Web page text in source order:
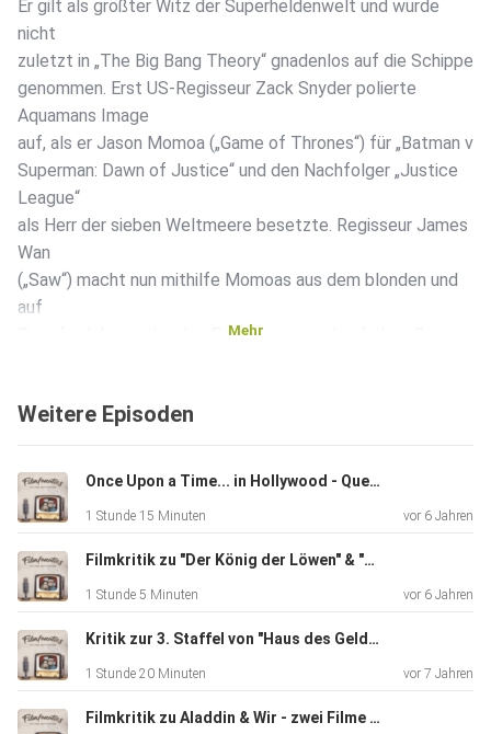
Er gilt als größter Witz der Superheldenwelt und wurde
nicht
zuletzt in „The Big Bang Theory“ gnadenlos auf die Schippe
genommen. Erst US-Regisseur Zack Snyder polierte
Aquamans Image
auf, als er Jason Momoa („Game of Thrones“) für „Batman v
Superman: Dawn of Justice“ und den Nachfolger „Justice
League“
als Herr der sieben Weltmeere besetzte. Regisseur James
Wan
(„Saw“) macht nun mithilfe Momoas aus dem blonden und
auf
Seepferdchen reitenden Fischmann aus den frühen Comics
In
eines
Leuchtturmwärters und der Königin von Atlantis (Nicole
Kidman),
mittlerweile mit dem Heldendasein abgefunden. Doch mit
dem, was
­gerechnet. Sein Halbbruder Orm (Patrick ­Wilson) will der
Oberwelt den Krieg erklären und schickt den Menschen
ihren ganzen Plastikmüll in einer Sturmflut an die Küsten.
Mehr
Weitere Episoden
Once Upon a Time... in Hollywood - Quentin Tarantino's Meisterwerk
1 Stunde 15 Minuten vor 6 Jahren
Filmkritik zu "Der König der Löwen" & "Men in Black: International" Review
1 Stunde 5 Minuten vor 6 Jahren
Kritik zur 3. Staffel von "Haus des Geldes" & "Stranger Things"
1 Stunde 20 Minuten vor 7 Jahren
Filmkritik zu Aladdin & Wir - zwei Filme wie sie unterschiedlicher nicht sein könnten